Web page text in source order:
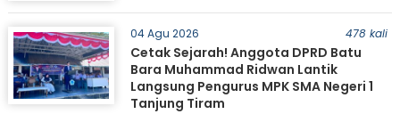
04 Agu 2026 478 kali
Cetak Sejarah! Anggota DPRD Batu
Bara Muhammad Ridwan Lantik
Langsung Pengurus MPK SMA Negeri 1
Tanjung Tiram